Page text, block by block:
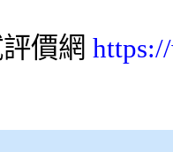
價網